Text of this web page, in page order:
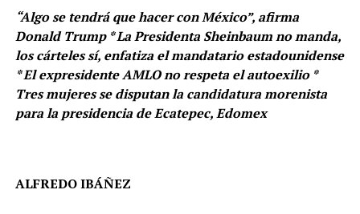
“Algo se tendrá que hacer con México”, afirma
Donald Trump * La Presidenta Sheinbaum no manda,
los cárteles sí, enfatiza el mandatario estadounidense
* El expresidente AMLO no respeta el autoexilio *
Tres mujeres se disputan la candidatura morenista
para la presidencia de Ecatepec, Edomex
ALFREDO IBÁÑEZ